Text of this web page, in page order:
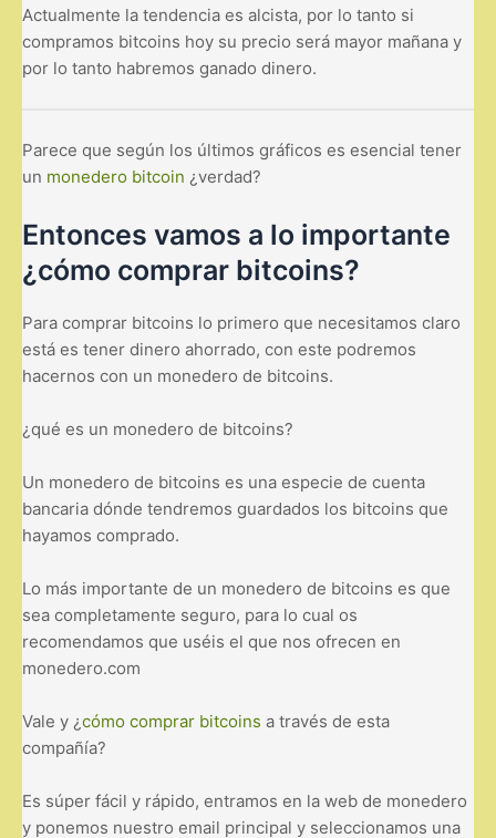
Actualmente la tendencia es alcista, por lo tanto si
compramos bitcoins hoy su precio será mayor mañana y
por lo tanto habremos ganado dinero.
Parece que según los últimos gráficos es esencial tener
un monedero bitcoin ¿verdad?
Entonces vamos a lo importante
¿cómo comprar bitcoins?
Para comprar bitcoins lo primero que necesitamos claro
está es tener dinero ahorrado, con este podremos
hacernos con un monedero de bitcoins.
¿qué es un monedero de bitcoins?
Un monedero de bitcoins es una especie de cuenta
bancaria dónde tendremos guardados los bitcoins que
hayamos comprado.
Lo más importante de un monedero de bitcoins es que
sea completamente seguro, para lo cual os
recomendamos que uséis el que nos ofrecen en
monedero.com
Vale y ¿cómo comprar bitcoins a través de esta
compañía?
Es súper fácil y rápido, entramos en la web de monedero
y ponemos nuestro email principal y seleccionamos una